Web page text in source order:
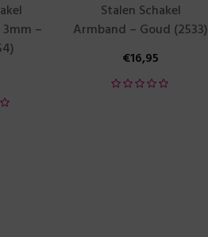
–
Stalen Schakel
Armband – Goud (2533)
€16,95